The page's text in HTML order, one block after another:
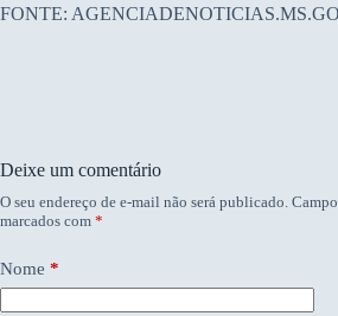
FONTE:
Deixe um comentário
O seu endereço de e-mail não será publicado.
marcados com *
Nome *